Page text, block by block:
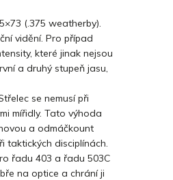
(.375 weatherby).
vidění. Pro případ
, které jinak nejsou
a druhý stupeň jasu,
se nemusí při
mířidly. Tato výhoda
a odmáčkount
taktických disciplínách.
řadu 403 a řadu 503C
na optice a chrání ji